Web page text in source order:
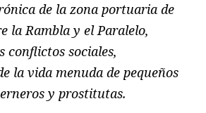
de la zona portuaria de
la Rambla y el Paralelo,
conflictos sociales,
la vida menuda de pequeños
y prostitutas.